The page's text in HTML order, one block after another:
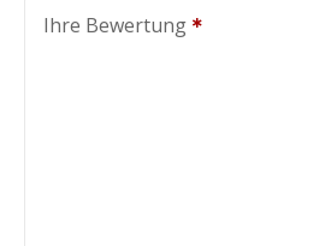
Ihre Bewertung